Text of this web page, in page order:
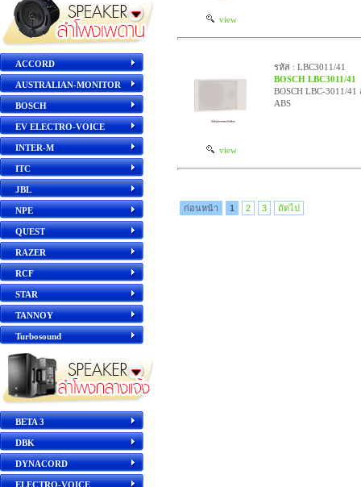
ACCORD
AUSTRALIAN-MONITOR
BOSCH
EV ELECTRO-VOICE
INTER-M
ITC
JBL
NPE
QUEST
RAZER
RCF
STAR
TANNOY
Turbosound
BETA 3
DBK
DYNACORD
ELECTRO-VOICE
view
view
รหัส : LBC3011/41
BOSCH LBC3011/41
BOSCH LBC-3011/
ABS
ก่อนหน้า 1 2 3 ถัดไป